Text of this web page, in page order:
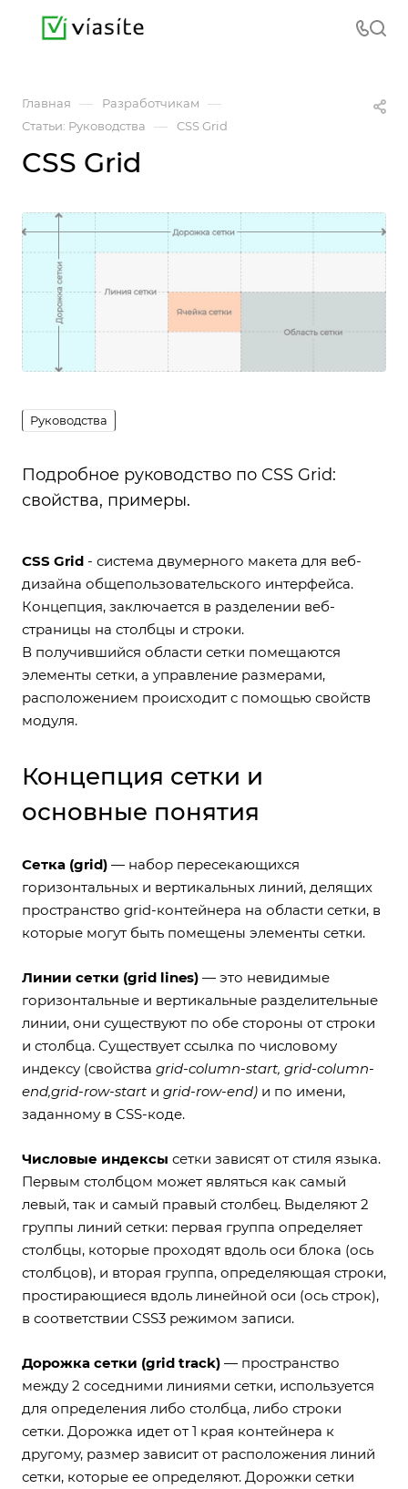
Главная — Разработчикам —
Статьи: Руководства — CSS Grid
CSS Grid
Руководства
Подробное руководство по CSS Grid:
свойства, примеры.
CSS Grid - система двумерного макета для веб-
дизайна общепользовательского интерфейса.
Концепция, заключается в разделении веб-
страницы на столбцы и строки.
В получившийся области сетки помещаются
элементы сетки, а управление размерами,
расположением происходит с помощью свойств
модуля.
Концепция сетки и
основные понятия
Сетка (grid) — набор пересекающихся
горизонтальных и вертикальных линий, делящих
пространство grid-контейнера на области сетки, в
которые могут быть помещены элементы сетки.
Линии сетки (grid lines) — это невидимые
горизонтальные и вертикальные разделительные
линии, они существуют по обе стороны от строки
и столбца. Существует ссылка по числовому
индексу (свойства grid-column-start, grid-column-
end,grid-row-start и grid-row-end) и по имени,
заданному в CSS-коде.
Числовые индексы сетки зависят от стиля языка.
Первым столбцом может являться как самый
левый, так и самый правый столбец. Выделяют 2
группы линий сетки: первая группа определяет
столбцы, которые проходят вдоль оси блока (ось
столбцов), и вторая группа, определяющая строки,
простирающиеся вдоль линейной оси (ось строк),
в соответствии CSS3 режимом записи.
Дорожка сетки (grid track) — пространство
между 2 соседними линиями сетки, используется
для определения либо столбца, либо строки
сетки. Дорожка идет от 1 края контейнера к
другому, размер зависит от расположения линий
сетки, которые ее определяют. Дорожки сетки